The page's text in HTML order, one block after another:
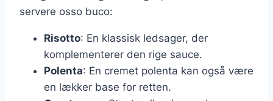
servere osso buco:
Risotto: En klassisk ledsager, der
komplementerer den rige sauce.
Polenta: En cremet polenta kan også være
en lækker base for retten.